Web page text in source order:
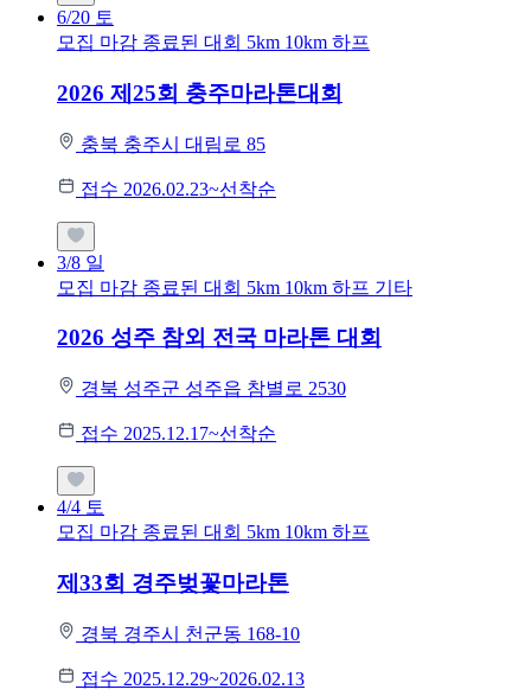
6/20 토
모집 마감 종료된 대회 5km 10km 하프
2026 제25회 충주마라톤대회
충북 충주시 대림로 85
접수 2026.02.23~선착순
3/8 일
모집 마감 종료된 대회 5km 10km 하프 기타
2026 성주 참외 전국 마라톤 대회
경북 성주군 성주읍 참별로 2530
접수 2025.12.17~선착순
4/4 토
모집 마감 종료된 대회 5km 10km 하프
제33회 경주벚꽃마라톤
경북 경주시 천군동 168-10
접수 2025.12.29~2026.02.13